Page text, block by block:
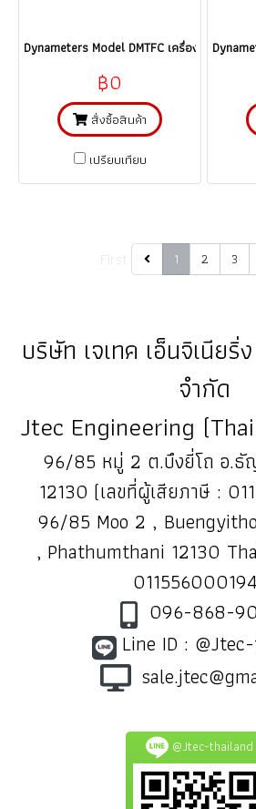
Dynameters Model DMTFC เครื่องวัดอัตรา
฿0
สั่งซื้อสินค้า
เปรียบเทียบ
1 2 3
บริษัท เจเทค เอ็นจิเนียริ่
จำกัด
Jtec Engineering
96/85 หมู่ 2 ต.บึงยี่โถ อ.ธั
12130 (เลขที่ผู้เสียภาษี :
96/85 Moo 2 ,
, Phathumthani 12130
096-868-
Line ID :
@Jtec-thailand